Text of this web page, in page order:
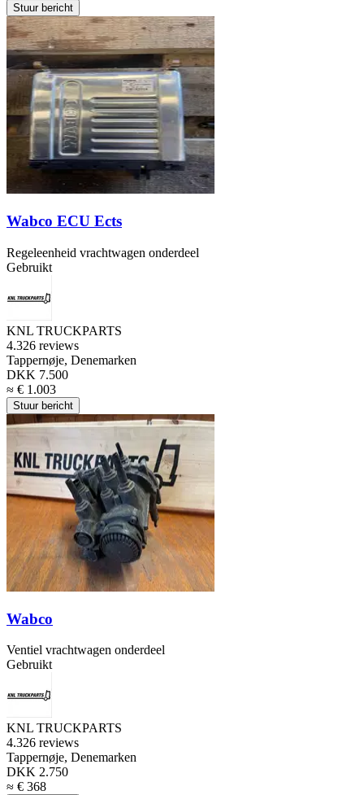
Stuur bericht
Wabco ECU Ects
Regeleenheid vrachtwagen onderdeel
Gebruikt
KNL TRUCKPARTS
4.326 reviews
Tappernøje, Denemarken
DKK 7.500
≈ € 1.003
Stuur bericht
Wabco
Ventiel vrachtwagen onderdeel
Gebruikt
KNL TRUCKPARTS
4.326 reviews
Tappernøje, Denemarken
DKK 2.750
≈ € 368